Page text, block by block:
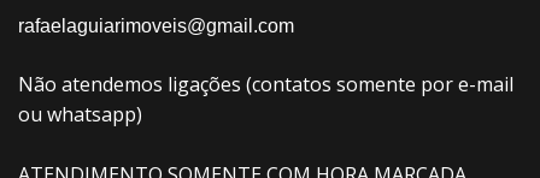
rafaelaguiarimoveis@gmail.com
Não atendemos ligações (contatos somente por e-mail
ou whatsapp)